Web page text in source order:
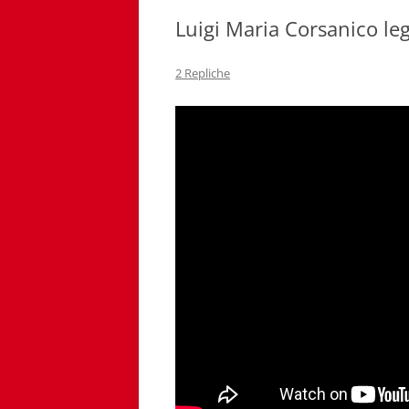
Luigi Maria Corsanico
2 Repliche